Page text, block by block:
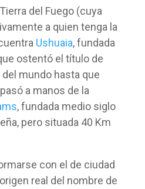
del Fuego (cuya
a quien tenga la
Ushuaia, fundada
ostentó el título de
del mundo hasta que
a manos de la
, fundada medio siglo
pero situada 40 Km
con el de ciudad
real del nombre de